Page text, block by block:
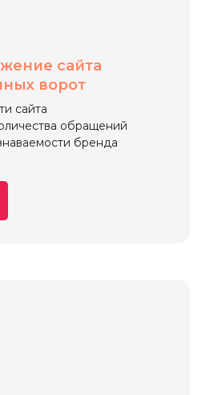
сайта
ворот
сайта
обращений
бренда